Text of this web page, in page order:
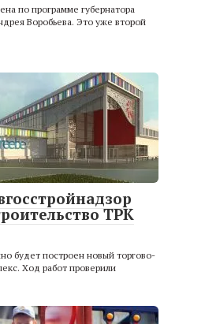
по программе губернатора
Воробьева. Это уже второй
ТРК
будет построен новый торгово-
Ход работ проверили